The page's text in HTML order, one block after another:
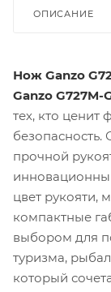
ОПИСАНИЕ
Нож Ganzo
Ganzo G727M-
тех, кто ценит
прочной
цвет рукояти,
компактные
выбором для
туризма,
который